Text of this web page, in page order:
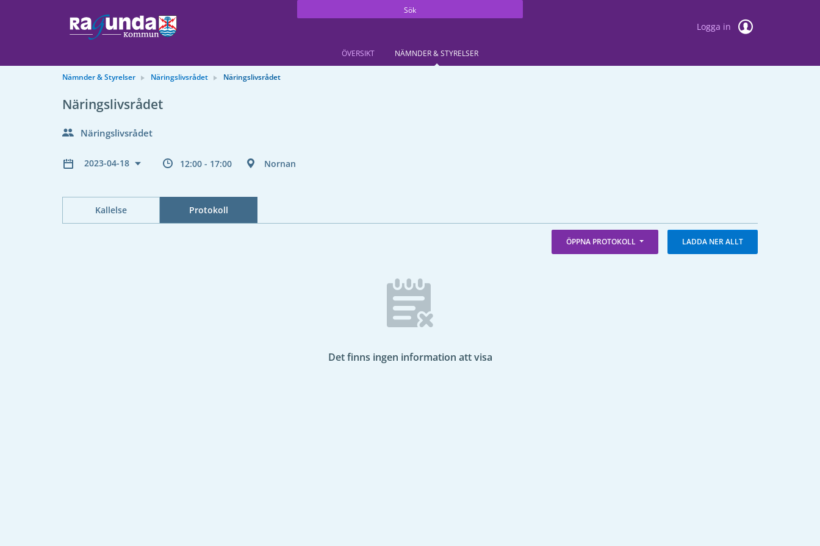
Sök
Logga in
ÖVERSIKT NÄMNDER & STYRELSER
Nämnder & Styrelser Näringslivsrådet Näringslivsrådet
Näringslivsrådet
Näringslivsrådet
2023-04-18 12:00 - 17:00 Nornan
Kallelse Protokoll
ÖPPNA PROTOKOLL LADDA NER ALLT
Det finns ingen information att visa